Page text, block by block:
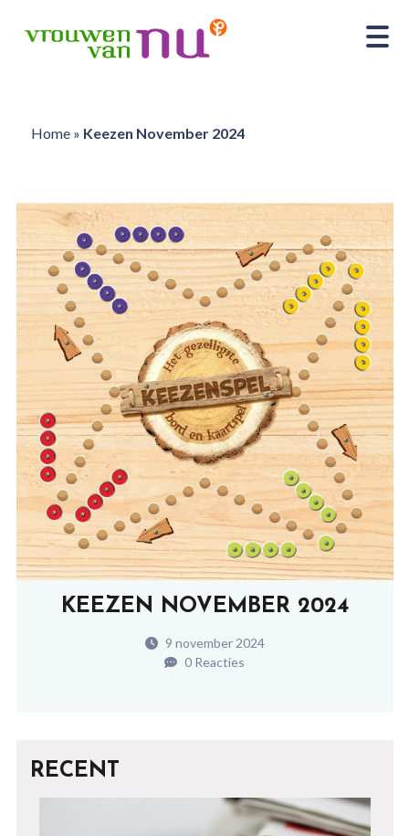
Home» Keezen November 2024
KEEZEN NOVEMBER 2024
9 november 2024
0 Reacties
RECENT